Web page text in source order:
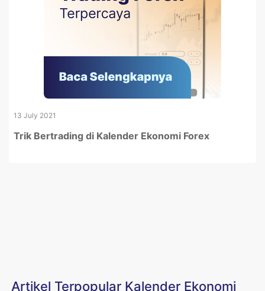
13 July 2021
Trik Bertrading di Kalender Ekonomi Forex
Artikel Terpopular Kalender Ekonomi